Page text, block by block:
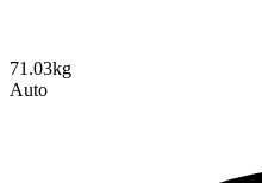
71.03kg
Auto